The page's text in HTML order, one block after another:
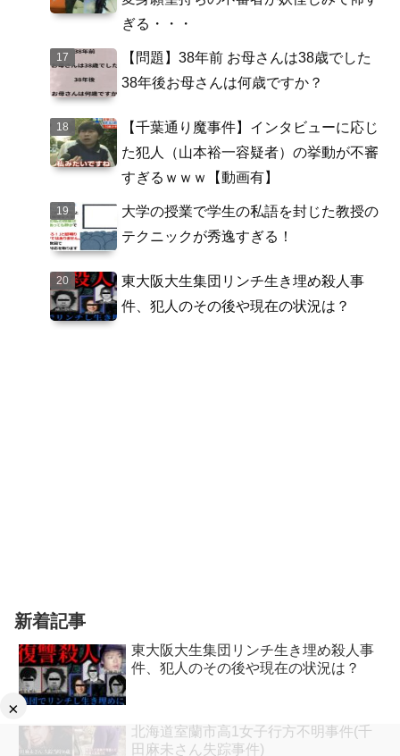
×
ぎる・・・
【問題】38年前 お母さんは38歳でした
38年後お母さんは何歳ですか？
【千葉通り魔事件】インタビューに応じ
た犯人（山本裕一容疑者）の挙動が不審
すぎるｗｗｗ【動画有】
大学の授業で学生の私語を封じた教授の
テクニックが秀逸すぎる！
東大阪大生集団リンチ生き埋め殺人事
件、犯人のその後や現在の状況は？
新着記事
東大阪大生集団リンチ生き埋め殺人事
件、犯人のその後や現在の状況は？
北海道室蘭市高1女子行方不明事件(千
田麻未さん失踪事件)